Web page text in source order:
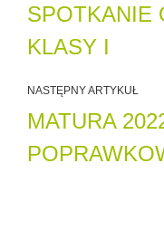
SPOTKANIE
KLASY I
NASTĘPNY ARTYKUŁ
MATURA